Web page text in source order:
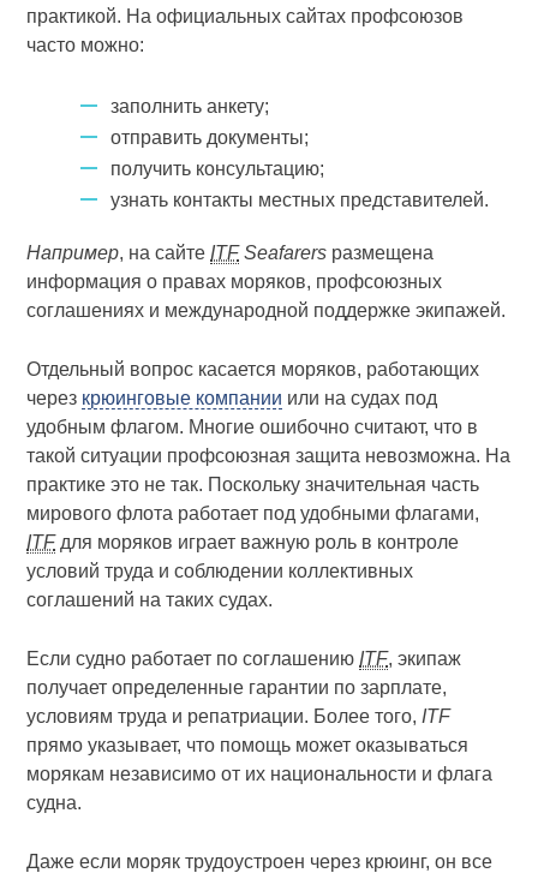
практикой. На официальных сайтах профсоюзов
часто можно:
заполнить анкету;
отправить документы;
получить консультацию;
узнать контакты местных представителей.
Например, на сайте ITF Seafarers размещена
информация о правах моряков, профсоюзных
соглашениях и международной поддержке экипажей.
Отдельный вопрос касается моряков, работающих
через крюинговые компании или на судах под
удобным флагом. Многие ошибочно считают, что в
такой ситуации профсоюзная защита невозможна. На
практике это не так. Поскольку значительная часть
мирового флота работает под удобными флагами,
ITFдля моряков играет важную роль в контроле
условий труда и соблюдении коллективных
соглашений на таких судах.
Если судно работает по соглашению ITF, экипаж
получает определенные гарантии по зарплате,
условиям труда и репатриации. Более того, ITF
прямо указывает, что помощь может оказываться
морякам независимо от их национальности и флага
судна.
Даже если моряк трудоустроен через крюинг, он все